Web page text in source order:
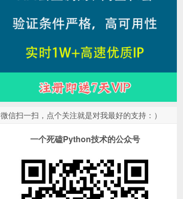
微信扫一扫，点个关注就是对我最好的支持：）
一个死磕Python技术的公众号